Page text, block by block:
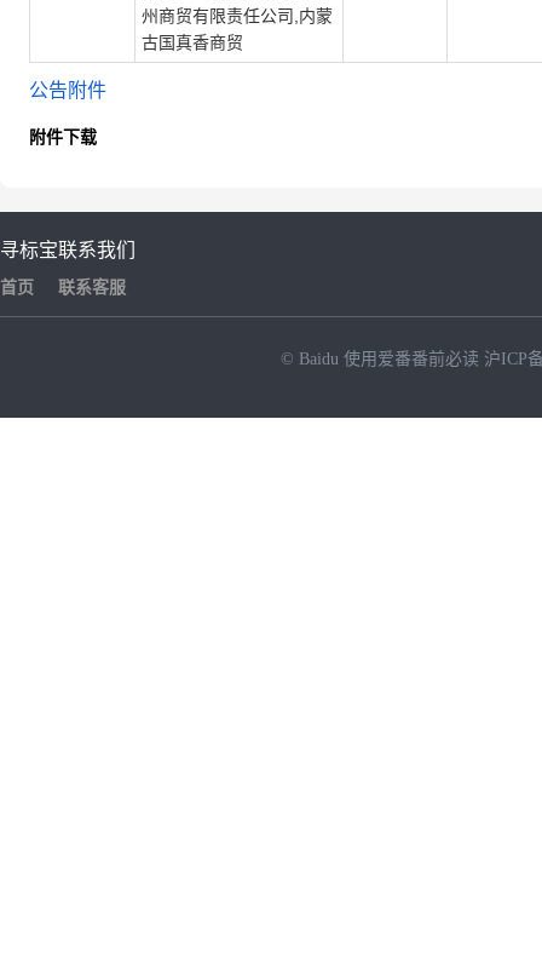
州商贸有限责任公司,内蒙
古国真香商贸
公告附件
附件下载
寻标宝
首页
联系我们
联系客服
© Baidu 使用爱番番前必读 沪ICP